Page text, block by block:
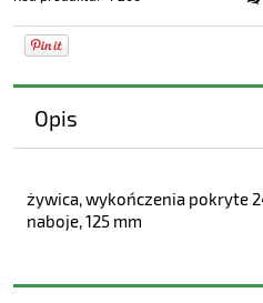
Opis
żywica, wykończenia pokryte
naboje, 125 mm